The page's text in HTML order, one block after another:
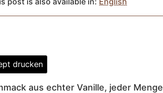
drucken
aus echter Vanille, jeder Menge